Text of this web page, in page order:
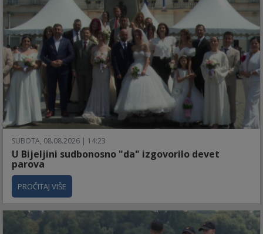
SUBOTA, 08.08.2026 | 14:23
U Bijeljini sudbonosno "da" izgovorilo devet
parova
PROČITAJ VIŠE